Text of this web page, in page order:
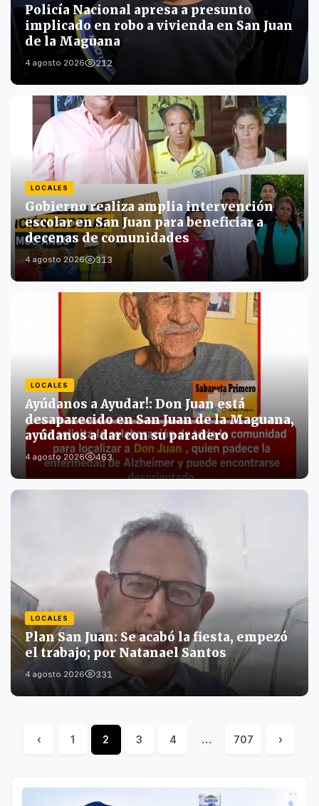
Policía Nacional apresa a presunto
implicado en robo a vivienda en San Juan
de la Maguana
4 agosto 2026 212
LOCALES
Gobierno realiza amplia intervención
escolar en San Juan para beneficiar a
decenas de comunidades
4 agosto 2026 313
LOCALES
Ayúdanos a Ayudar!: Don Juan está
desaparecido en San Juan de la Maguana,
ayúdanos a dar con su paradero
4 agosto 2026 463
LOCALES
Plan San Juan: Se acabó la fiesta, empezó
el trabajo; por Natanael Santos
4 agosto 2026 331
Posts
‹ 1 2 3 4 … 707 ›